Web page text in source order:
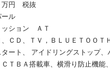
円　税抜
ール
ッション　ＡＴ
、ＣＤ、ＴＶ，ＢＬＵＥＴＯＯＴ
ート、 アイドリングストップ
ＴＢＡ搭載車、横滑り防止機能